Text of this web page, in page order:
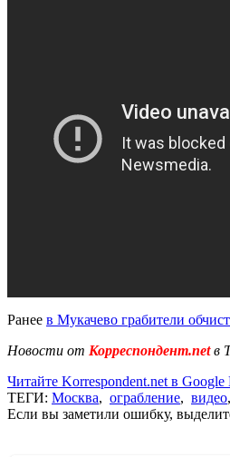
Ранее в Мукачево грабители
Новости от Корреспондент.netв
Читайте Korrespondent.net в Google
ТЕГИ: Москва, ограбление, видео,
Если вы заметили ошибку,